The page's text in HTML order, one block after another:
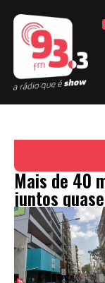
Mais de 40
juntos